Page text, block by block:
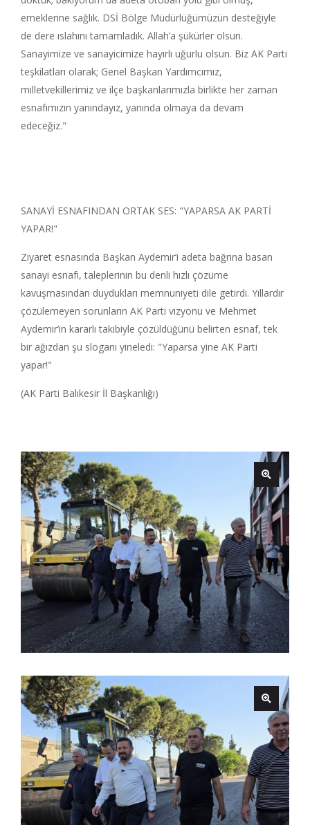
emeklerine sağlık. DSİ Bölge Müdürlüğümüzün desteğiyle
de dere ıslahını tamamladık. Allah’a şükürler olsun.
Sanayimize ve sanayicimize hayırlı uğurlu olsun. Biz AK Parti
teşkilatları olarak; Genel Başkan Yardımcımız,
milletvekillerimiz ve ilçe başkanlarımızla birlikte her zaman
esnafımızın yanındayız, yanında olmaya da devam
edeceğiz."
SANAYİ ESNAFINDAN ORTAK SES: "YAPARSA AK PARTİ
YAPAR!"
Ziyaret esnasında Başkan Aydemir’i adeta bağrına basan
sanayi esnafı, taleplerinin bu denli hızlı çözüme
kavuşmasından duydukları memnuniyeti dile getirdi. Yıllardır
çözülemeyen sorunların AK Parti vizyonu ve Mehmet
Aydemir’in kararlı takibiyle çözüldüğünü belirten esnaf, tek
bir ağızdan şu sloganı yineledi: "Yaparsa yine AK Parti
yapar!"
(AK Parti Balıkesir İl Başkanlığı)